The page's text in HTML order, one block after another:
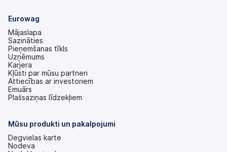
Eurowag
Mājaslapa
Sazināties
Pieņemšanas tīkls
Uzņēmums
Karjera
Kļūsti par mūsu partneri
Attiecības ar investoriem
(tiek
atvērts
Emuārs
Plašsaziņas līdzekļiem
Mūsu produkti un pakalpojumi
Degvielas karte
Nodeva